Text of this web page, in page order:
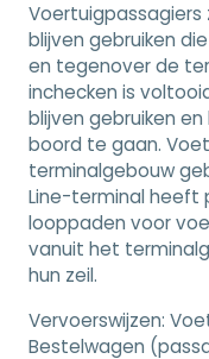
Voertuigpassagiers
blijven gebruiken
en tegenover de
inchecken is
blijven gebruiken
boord te gaan.
terminalgebouw
Line-terminal heeft
looppaden voor
vanuit het
hun zeil.
Vervoerswijzen:
Bestelwagen